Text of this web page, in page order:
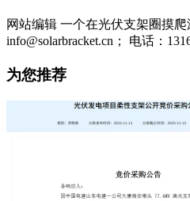
网站编辑 一个在光伏支架圈摸爬
info@solarbracket.cn； 电话：
为您推荐